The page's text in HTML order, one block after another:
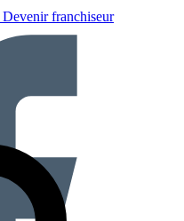
Devenir franchiseur